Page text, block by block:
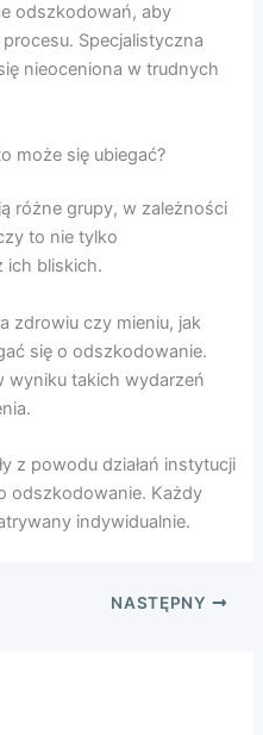
odszkodowań, aby
Specjalistyczna
nieoceniona w trudnych
może się ubiegać?
różne grupy, w zależności
to nie tylko
ich bliskich.
zdrowiu czy mieniu, jak
się o odszkodowanie.
wyniku takich wydarzeń
z powodu działań instytucji
odszkodowanie. Każdy
indywidualnie.
NASTĘPNY